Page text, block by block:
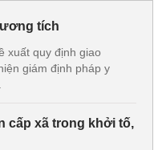
tích
xuất quy định giao
giám định pháp y
cấp xã trong khởi tố,